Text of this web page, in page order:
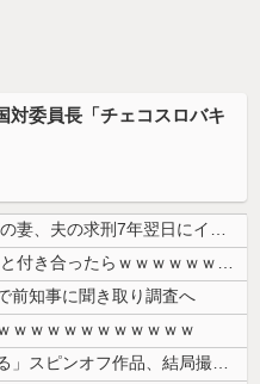
対委員長「チェコスロバキ
【ネット騒然】 元ジャンポケ斉藤の妻、夫の求刑7年翌日にインスタ更新！...
【悲報】 とにかくヤりたくてブスと付き合ったらｗｗｗｗｗｗｗｗｗｗｗｗ...
前知事に聞き取り調査へ
ｗｗｗｗｗｗｗｗｗｗｗ
【悲報】佐藤二朗さん主演の「踊る」スピンオフ作品、結局撮影中止が決定w...